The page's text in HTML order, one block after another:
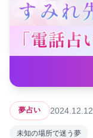
夢占い 2024.12.12
未知の場所で迷う夢